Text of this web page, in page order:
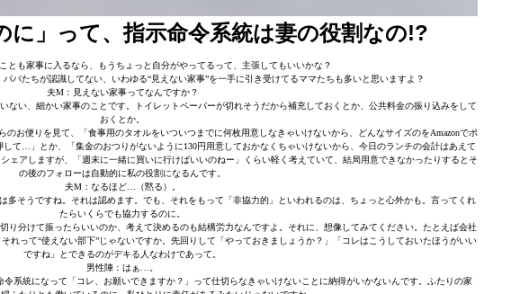
に」って、指示命令系統は妻の役割なの!?
とも家事に入るなら、もうちょっと自分がやってるって、主張してもいいかな？
パたちが認識してない、いわゆる“見えない家事”を一手に引き受けてるママたちも多いと思いますよ？
夫M：見えない家事ってなんですか？
ない、細かい家事のことです。トイレットペーパーが切れそうだから補充しておくとか、公共料金の振り込みをして
おくとか。
お便りを見て、「食事用のタオルをいついつまでに何枚用意しなきゃいけないから、どんなサイズのをAmazonでポ
て…」とか、「集金のおつりがないように130円用意しておかなくちゃいけないから、今日のランチの会計はあえて
ェアしますが、「週末に一緒に買いに行けばいいのねー」くらい軽く考えていて、結局用意できなかったりするとそ
の後のフォローは自動的に私の役割になるんです。
夫M：なるほど…（黙る）。
多そうですね。それは認めます。でも、それをもって「非協力的」といわれるのは、ちょっと心外かも。言ってくれ
たらいくらでも協力するのに。
分けて振ったらいいのか、考えて決めるのも結構労力なんですよ。それに、想像してみてください。たとえば会社
れって“使えない部下”じゃないですか。先回りして「やっておきましょうか？」「コレはこうしておいたほうがいい
ですね」とできるのがデキる人なわけであって。
男性陣：はぁ…。
系統になって「コレ、お願いできますか？」って仕切らなきゃいけないことに納得がいかないんです。ふたりの家